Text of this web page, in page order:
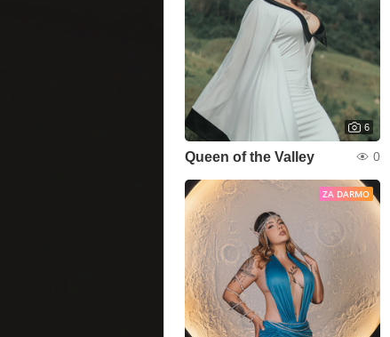
6
Queen of the Valley 0
ZA DARMO